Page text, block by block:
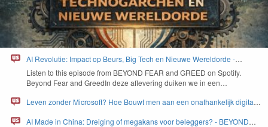
AI Revolutie: Impact op Beurs, Big Tech en Nieuwe Wereldorde -
BEYOND FEAR and GREED
Lis­ten to this episode from BEYOND FEAR and GREED on Spo­ti­fy.
Beyond Fear and Greed­In deze aflev­er­ing duiken we in een…
Leven zonder Microsoft? Hoe Bouwt men aan een onafhankelijk digitaal
AI Made in China: Dreiging of megakans voor beleggers? - BEYOND